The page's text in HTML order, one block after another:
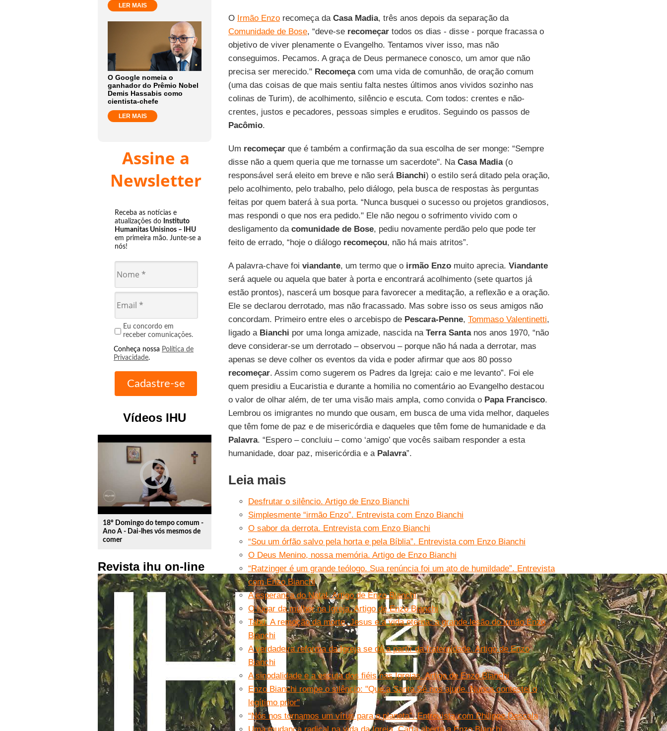
LER MAIS
O Google nomeia o
ganhador do Prêmio Nobel
Demis Hassabis como
cientista-chefe
LER MAIS
Assine a
Newsletter
Receba as notícias e
atualizações do Instituto
Humanitas Unisinos – IHU
em primeira mão. Junte-se a
nós!
Eu concordo em
receber comunicações.
Conheça nossa Política de
Privacidade.
Vídeos IHU
play_circle_outline
18º Domingo do tempo comum -
Ano A - Dai-lhes vós mesmos de
comer
Revista ihu on-line
O Irmão Enzorecomeça da Casa Madia, três anos depois da separação da
Comunidade de Bose, “deve-se recomeçartodos os dias - disse - porque fracassa o
objetivo de viver plenamente o Evangelho. Tentamos viver isso, mas não
conseguimos. Pecamos. A graça de Deus permanece conosco, um amor que não
precisa ser merecido." Recomeçacom uma vida de comunhão, de oração comum
(uma das coisas de que mais sentiu falta nestes últimos anos vividos sozinho nas
colinas de Turim), de acolhimento, silêncio e escuta. Com todos: crentes e não-
crentes, justos e pecadores, pessoas simples e eruditos. Seguindo os passos de
Pacômio.
Um recomeçarque é também a confirmação da sua escolha de ser monge: “Sempre
disse não a quem queria que me tornasse um sacerdote". Na Casa Madia(o
responsável será eleito em breve e não será Bianchi) o estilo será ditado pela oração,
pelo acolhimento, pelo trabalho, pelo diálogo, pela busca de respostas às perguntas
feitas por quem baterá à sua porta. “Nunca busquei o sucesso ou projetos grandiosos,
mas respondi o que nos era pedido." Ele não negou o sofrimento vivido com o
desligamento da comunidade de Bose, pediu novamente perdão pelo que pode ter
feito de errado, “hoje o diálogo recomeçou, não há mais atritos”.
A palavra-chave foi viandante, um termo que o irmão Enzomuito aprecia. Viandante
será aquele ou aquela que bater à porta e encontrará acolhimento (sete quartos já
estão prontos), nascerá um bosque para favorecer a meditação, a reflexão e a oração.
Ele se declarou derrotado, mas não fracassado. Mas sobre isso os seus amigos não
concordam. Primeiro entre eles o arcebispo de Pescara-Penne, Tommaso Valentinetti,
ligado a Bianchi por uma longa amizade, nascida na Terra Santanos anos 1970, “não
deve considerar-se um derrotado – observou – porque não há nada a derrotar, mas
apenas se deve colher os eventos da vida e poder afirmar que aos 80 posso
recomeçar. Assim como sugerem os Padres da Igreja: caio e me levanto”. Foi ele
quem presidiu a Eucaristia e durante a homilia no comentário ao Evangelho destacou
o valor de olhar além, de ter uma visão mais ampla, como convida o Papa Francisco.
Lembrou os imigrantes no mundo que ousam, em busca de uma vida melhor, daqueles
que têm fome de paz e de misericórdia e daqueles que têm fome de humanidade e da
Palavra. “Espero – concluiu – como ‘amigo’ que vocês saibam responder a esta
humanidade, doar paz, misericórdia e a Palavra”.
Leia mais
Desfrutar o silêncio. Artigo de Enzo Bianchi
Simplesmente “irmão Enzo”. Entrevista com Enzo Bianchi
O sabor da derrota. Entrevista com Enzo Bianchi
“Sou um órfão salvo pela horta e pela Bíblia”. Entrevista com Enzo Bianchi
O Deus Menino, nossa memória. Artigo de Enzo Bianchi
“Ratzinger é um grande teólogo. Sua renúncia foi um ato de humildade”. Entrevista
com Enzo Bianchi
A esperança do Natal. Artigo de Enzo Bianchi
O lugar da mulher na Igreja. Artigo de Enzo Bianchi
Tabu. A remoção da morte, Jesus e a vida eterna: a grande lesão do irmão Enzo
Bianchi
A verdadeira reforma da Igreja se dá a partir da fraternidade. Artigo de Enzo
Bianchi
A sinodalidade e a escuta dos fiéis nas Igrejas. Artigo de Enzo Bianchi
Enzo Bianchi rompe o silêncio: "Que a Santa Sé nos ajude. Nunca contestei o
legítimo prior"
“Nós nos tornamos um vírus para o planeta”. Entrevista com Philippe Descola